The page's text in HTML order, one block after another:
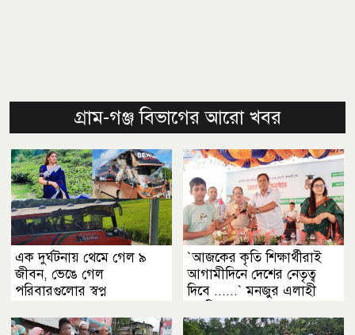
গ্রাম-গঞ্জ বিভাগের আরো খবর
এক দুর্ঘটনায় থেমে গেল ৯
জীবন, ভেঙে গেল
পরিবারগুলোর স্বপ্ন
‍‍`আজকের কৃতি শিক্ষার্থীরাই
আগামীদিনে দেশের নেতৃত্ব
দিবে ......‍‍` মনজুর এলাহী